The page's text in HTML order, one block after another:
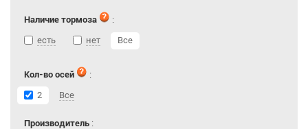
Наличие тормоза
:
есть
нет Все
Кол-во осей
:
2
Все
Производитель :